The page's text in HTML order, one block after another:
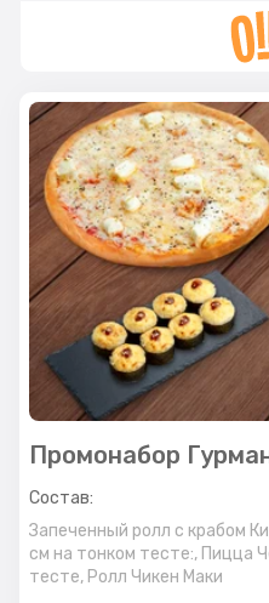
Промонабор
Состав:
Запеченный ролл с крабом
см на тонком тесте:, Пицца
тесте, Ролл Чикен Маки